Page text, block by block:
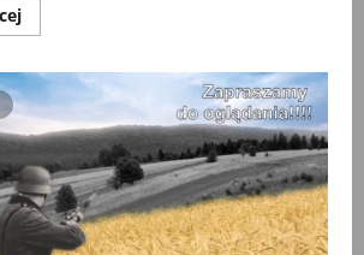
Przeczytaj
więcej
twarz
Uniwersytetu.
80
lat
UMCS